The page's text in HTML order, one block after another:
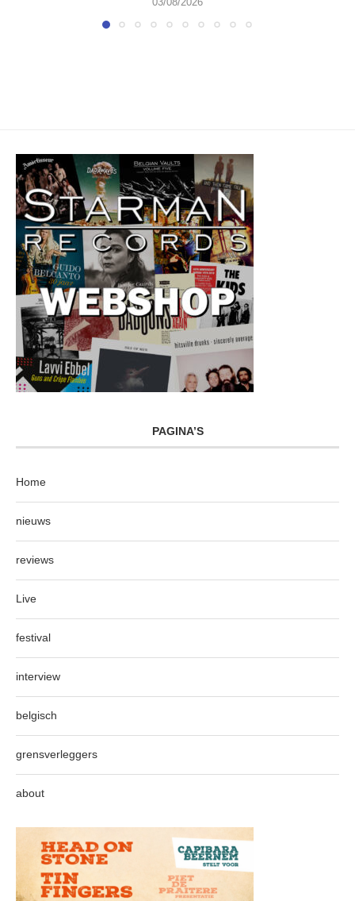
PAGINA’S
Home
nieuws
reviews
Live
festival
interview
belgisch
grensverleggers
about